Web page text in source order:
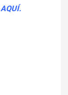
AQUÍ.